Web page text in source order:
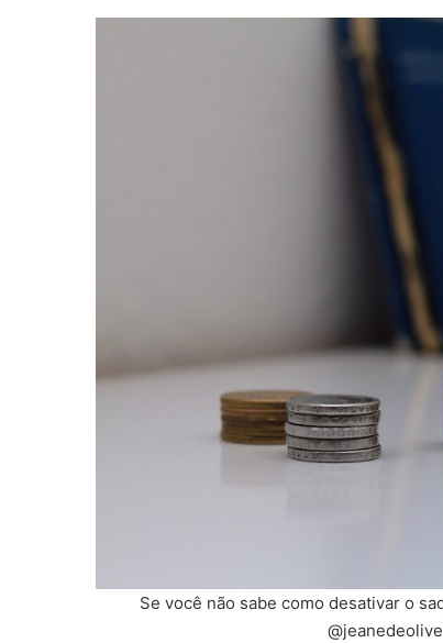
Se você não sabe como desativar o